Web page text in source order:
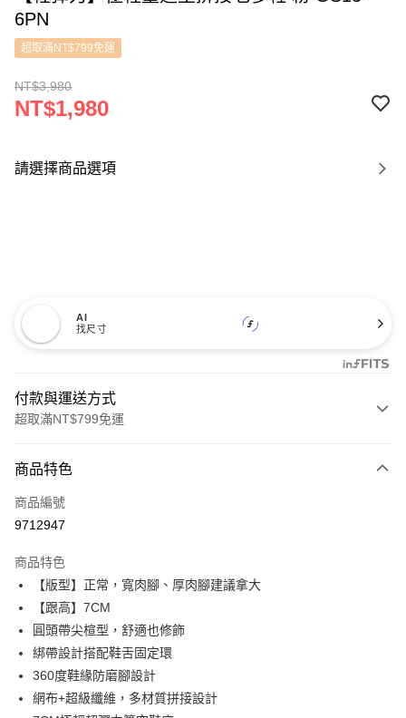
6PN
超取滿NT$799免運
NT$3,980
NT$1,980
請選擇商品選項
AI
找尺寸
付款與運送方式
超取滿NT$799免運
信用卡一次付款
超商取貨付款
Apple Pay
街口支付
Google Pay
大哥付你分期
相關說明
商品特色
商品編號
9712947
商品特色
【版型】正常，寬肉腳、厚肉腳建議拿大
【跟高】7CM
圓頭帶尖楦型，舒適也修飾
綁帶設計搭配鞋舌固定環
360度鞋緣防磨腳設計
網布+超級纖維，多材質拼接設計